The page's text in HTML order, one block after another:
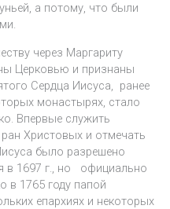
а потому, что были
через Маргариту
Церковью и признаны
Сердца Иисуса, ранее
монастырях, стало
Впервые служить
Христовых и отмечать
было разрешено
в 1697 г., но официально
в 1765 году папой
епархиях и некоторых